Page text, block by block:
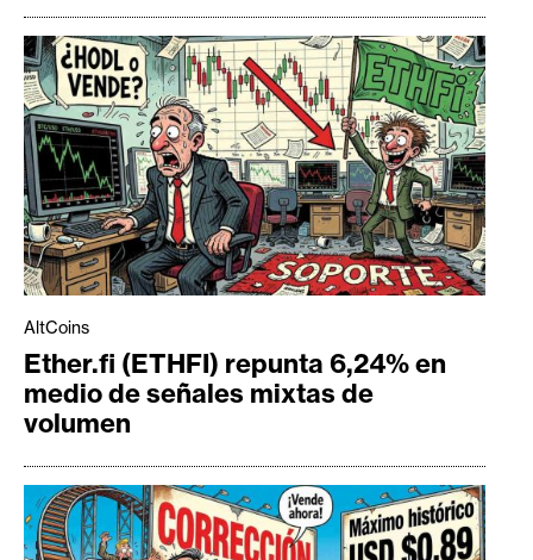
AltCoins
Ether.fi (ETHFI) repunta 6,24% en
medio de señales mixtas de
volumen